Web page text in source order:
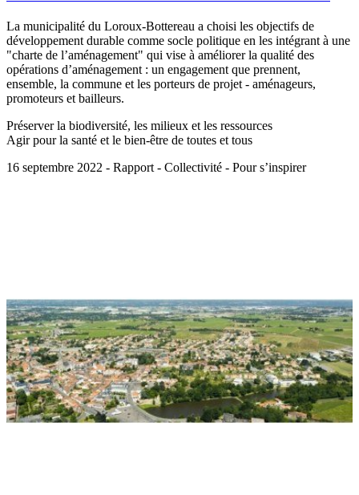
La municipalité du Loroux-Bottereau a choisi les objectifs de
développement durable comme socle politique en les intégrant à une
"charte de l’aménagement" qui vise à améliorer la qualité des
opérations d’aménagement : un engagement que prennent,
ensemble, la commune et les porteurs de projet - aménageurs,
promoteurs et bailleurs.
Préserver la biodiversité, les milieux et les ressources
Agir pour la santé et le bien-être de toutes et tous
16 septembre 2022 - Rapport - Collectivité - Pour s’inspirer